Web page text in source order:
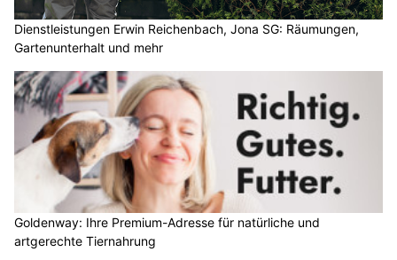
Dienstleistungen Erwin Reichenbach, Jona SG: Räumungen,
Gartenunterhalt und mehr
Goldenway: Ihre Premium-Adresse für natürliche und
artgerechte Tiernahrung